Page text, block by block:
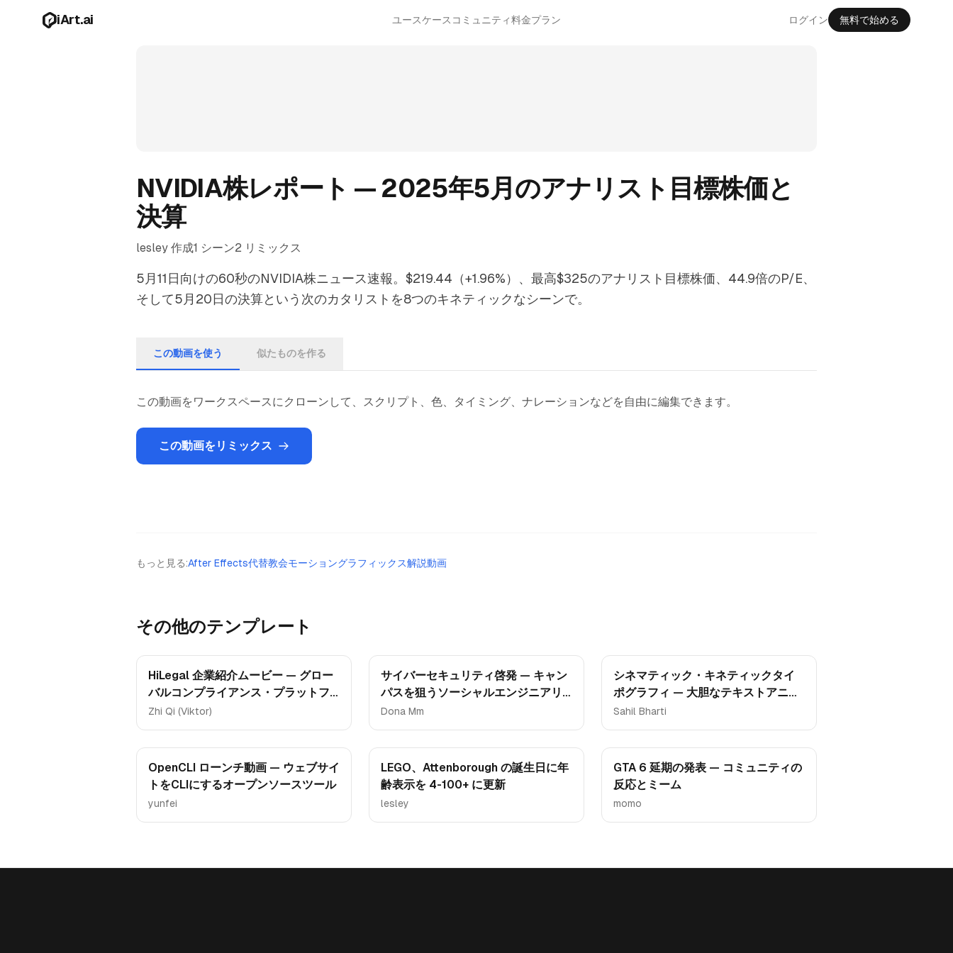
iArt.ai ユースケース コミュニティ料金プラン ログイン 無料で始める
NVIDIA株レポート — 2025年5月のアナリスト目標株価と
決算
lesley 作成1 シーン2 リミックス
5月11日向けの60秒のNVIDIA株ニュース速報。$219.44（+1.96%）、最高$325のアナリスト目標株価、44.9倍のP/E、
そして5月20日の決算という次のカタリストを8つのキネティックなシーンで。
この動画を使う 似たものを作る
この動画をワークスペースにクローンして、スクリプト、色、タイミング、ナレーションなどを自由に編集できます。
この動画をリミックス
もっと見る:After Effects代替教会モーショングラフィックス解説動画
その他のテンプレート
HiLegal 企業紹介ムービー — グロー
バルコンプライアンス・プラットフ
ォーム
Zhi Qi (Viktor)
サイバーセキュリティ啓発 — キャン
パスを狙うソーシャルエンジニアリ
ング攻撃
Dona Mm
シネマティック・キネティックタイ
ポグラフィ — 大胆なテキストアニメ
ーションのテンプレート
Sahil Bharti
OpenCLI ローンチ動画 — ウェブサイ
トをCLIにするオープンソースツール
yunfei
LEGO、Attenborough の誕生日に年
齢表示を 4-100+ に更新
lesley
GTA 6 延期の発表 — コミュニティの
反応とミーム
momo